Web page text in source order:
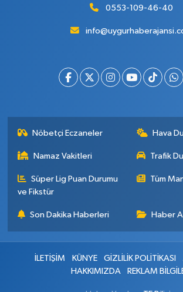
0553-109-46-40
Nöbetçi Eczaneler Hava
Namaz Vakitleri Trafik
Süper Lig Puan Durumu
ve Fikstür
Tüm
Son Dakika Haberleri Haber
İLETİŞİM KÜNYE GİZLİLİK POLİTİKASI
HAKKIMIZDA
REKLAM